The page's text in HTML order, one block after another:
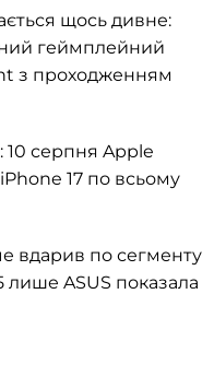
щось дивне:
геймплейний
з проходженням
10 серпня Apple
17 по всьому
вдарив по сегменту
ASUS показала